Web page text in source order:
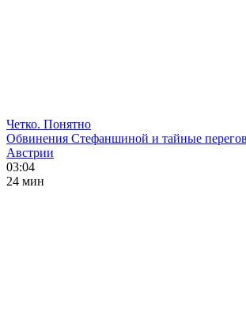
Четко. Понятно
Обвинения Стефаншиной и тайные
Австрии
03:04
24 мин